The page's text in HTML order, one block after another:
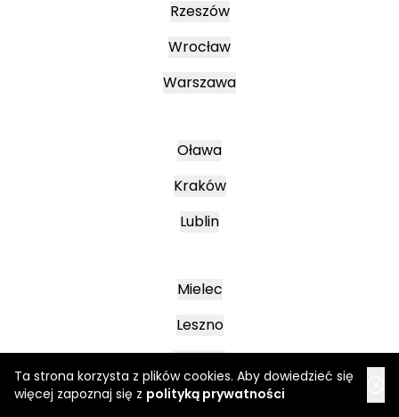
Ta strona korzysta z plików cookies. Aby dowiedzieć się
więcej zapoznaj się z polityką prywatności
Rzeszów
Wrocław
Warszawa
Oława
Kraków
Lublin
Mielec
Leszno